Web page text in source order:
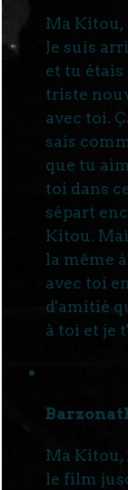
Ma Kitou,
Je suis
et tu étais
triste
avec toi.
sais
que tu
toi dans
sépart
Kitou.
la même
avec toi
d'amitié
à toi et je
Ma Kitou,
le film